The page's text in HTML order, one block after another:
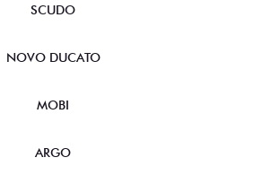
SCUDO
NOVO DUCATO
MOBI
ARGO